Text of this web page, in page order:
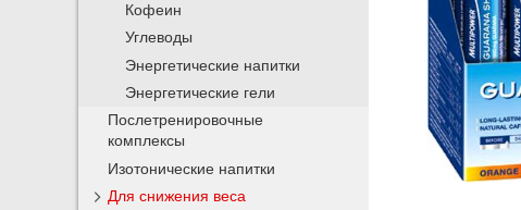
Кофеин
Углеводы
Энергетические напитки
Энергетические гели
Послетренировочные
комплексы
Изотонические напитки
Для снижения веса